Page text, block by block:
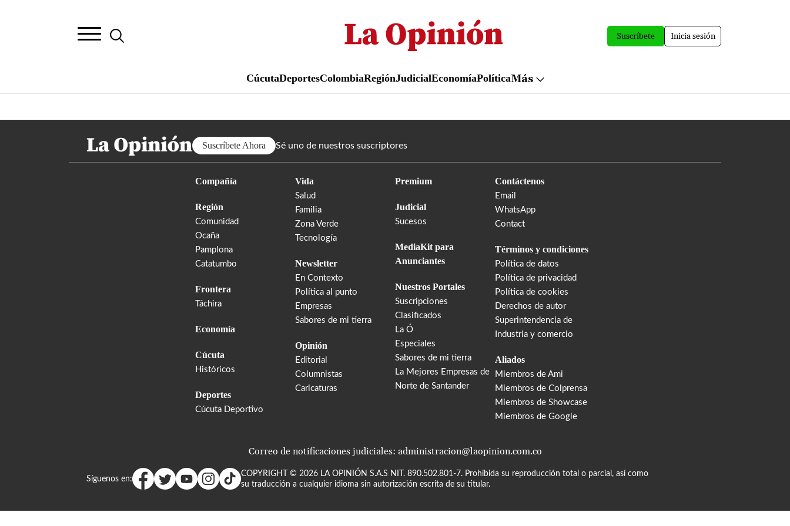
al
contenido
Suscríbete Inicia sesión
CúcutaDeportesColombiaRegiónJudicialEconomíaPolíticaMás
Suscríbete Ahora Sé uno de nuestros suscriptores
Compañía
Región
Comunidad
Ocaña
Pamplona
Catatumbo
Frontera
Táchira
Economía
Cúcuta
Históricos
Deportes
Cúcuta Deportivo
Vida
Salud
Familia
Zona Verde
Tecnología
Newsletter
En Contexto
Política al punto
Empresas
Sabores de mi tierra
Opinión
Editorial
Columnistas
Caricaturas
Premium
Judicial
Sucesos
MediaKit para
Anunciantes
Nuestros Portales
Suscripciones
Clasificados
La Ó
Especiales
Sabores de mi tierra
La Mejores Empresas de
Norte de Santander
Contáctenos
Email
WhatsApp
Contact
Términos y condiciones
Política de datos
Política de privacidad
Política de cookies
Derechos de autor
Superintendencia de
Industria y comercio
Aliados
Miembros de Ami
Miembros de Colprensa
Miembros de Showcase
Miembros de Google
Correo de notificaciones judiciales: administracion@laopinion.com.co
Síguenos en:
COPYRIGHT © 2026 LA OPINIÓN S.A.S NIT. 890.502.801-7. Prohibida su reproducción total o parcial, así como
su traducción a cualquier idioma sin autorización escrita de su titular.